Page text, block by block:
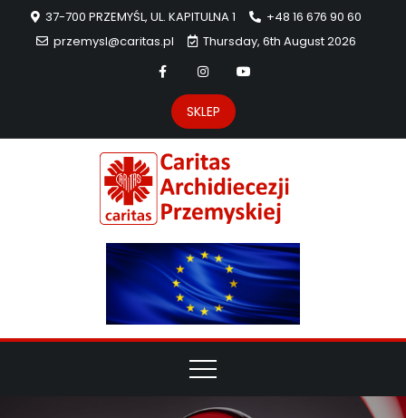
37-700 PRZEMYŚL, UL. KAPITULNA 1
+48 16 676 90 60
przemysl@caritas.pl
Thursday, 6th August 2026
SKLEP